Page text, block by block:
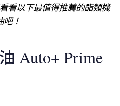
看以下最值得推薦的酯類機
吧！
Auto+ Prime